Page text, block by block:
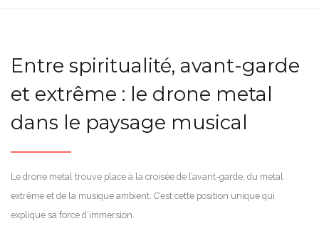
Entre spiritualité, avant-garde
et extrême : le drone metal
dans le paysage musical
Le drone metal trouve place à la croisée de l’avant-garde, du metal
extrême et de la musique ambient. C’est cette position unique qui
explique sa force d’immersion.